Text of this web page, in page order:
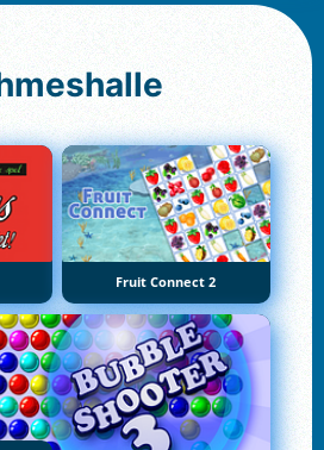
Fruit Connect 2